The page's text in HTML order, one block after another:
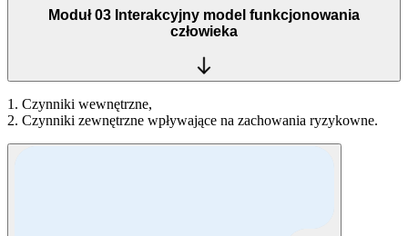
Moduł 03 Interakcyjny model funkcjonowania
człowieka
1. Czynniki wewnętrzne,
2. Czynniki zewnętrzne wpływające na zachowania ryzykowne.